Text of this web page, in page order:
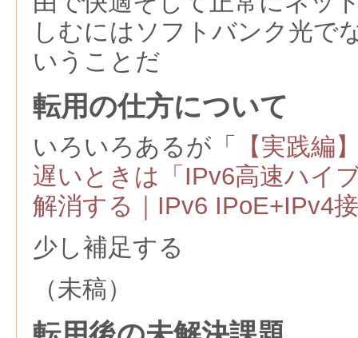
しむにはソフトバンク光で
いうことだ
転用の仕方について
いろいろあるが「
【実践編
遅いときは「IPv6高速ハイ
解消する｜IPv6 IPoE+IPv4
少し補足する
（未稿）